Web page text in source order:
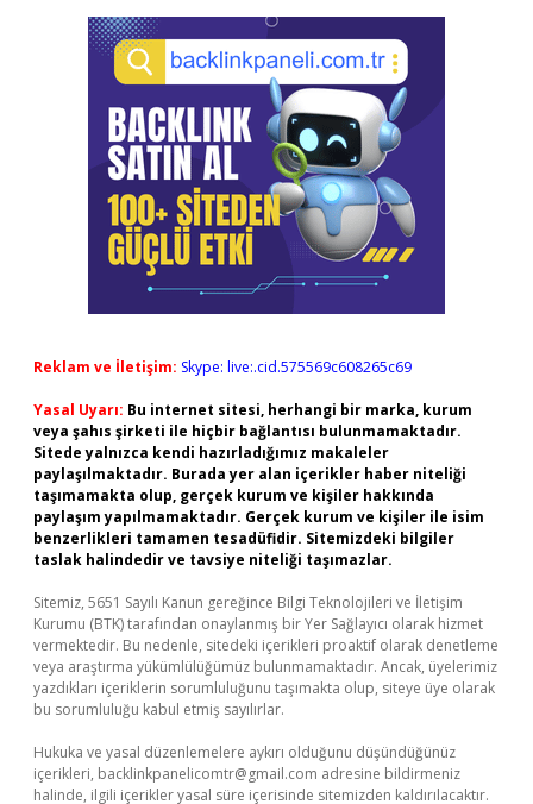
Reklam ve İletişim: Skype: live:.cid.575569c608265c69
Yasal Uyarı: Bu internet sitesi, herhangi bir marka, kurum
veya şahıs şirketi ile hiçbir bağlantısı bulunmamaktadır.
Sitede yalnızca kendi hazırladığımız makaleler
paylaşılmaktadır. Burada yer alan içerikler haber niteliği
taşımamakta olup, gerçek kurum ve kişiler hakkında
paylaşım yapılmamaktadır. Gerçek kurum ve kişiler ile isim
benzerlikleri tamamen tesadüfidir. Sitemizdeki bilgiler
taslak halindedir ve tavsiye niteliği taşımazlar.
Sitemiz, 5651 Sayılı Kanun gereğince Bilgi Teknolojileri ve İletişim
Kurumu (BTK) tarafından onaylanmış bir Yer Sağlayıcı olarak hizmet
vermektedir. Bu nedenle, sitedeki içerikleri proaktif olarak denetleme
veya araştırma yükümlülüğümüz bulunmamaktadır. Ancak, üyelerimiz
yazdıkları içeriklerin sorumluluğunu taşımakta olup, siteye üye olarak
bu sorumluluğu kabul etmiş sayılırlar.
Hukuka ve yasal düzenlemelere aykırı olduğunu düşündüğünüz
içerikleri, backlinkpanelicomtr@gmail.com adresine bildirmeniz
halinde, ilgili içerikler yasal süre içerisinde sitemizden kaldırılacaktır.